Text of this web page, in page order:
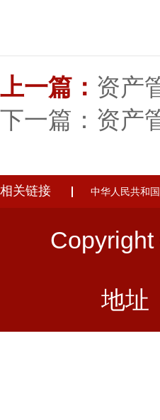
上一篇： 资产
下一篇：资产
相关链接 中华人民共和
地址